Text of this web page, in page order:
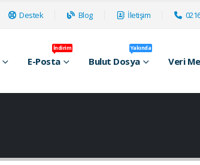
Destek Blog İletişim
E-Posta
İndirim
Bulut Dosya
Yakında
Veri